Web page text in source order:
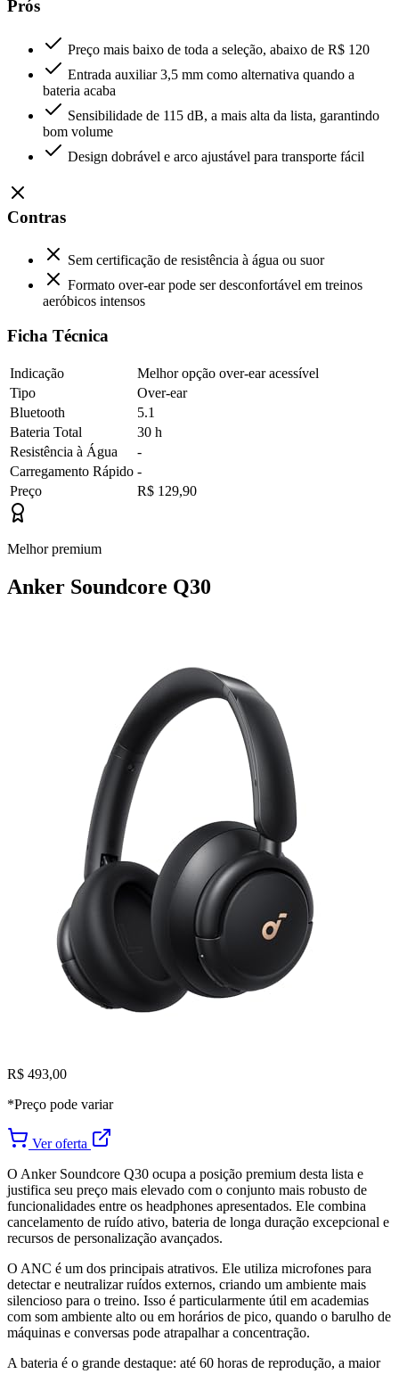
Prós
Preço mais baixo de toda a seleção, abaixo de R$ 120
Entrada auxiliar 3,5 mm como alternativa quando a
bateria acaba
Sensibilidade de 115 dB, a mais alta da lista, garantindo
bom volume
Design dobrável e arco ajustável para transporte fácil
Contras
Sem certificação de resistência à água ou suor
Formato over-ear pode ser desconfortável em treinos
aeróbicos intensos
Ficha Técnica
Indicação
Melhor opção over-ear acessível
Tipo
Over-ear
Bluetooth
5.1
Bateria Total
30 h
Resistência à Água
-
Carregamento Rápido -
Preço
R$ 129,90
Melhor premium
Anker Soundcore Q30
R$ 493,00
*Preço pode variar
Ver oferta
O Anker Soundcore Q30 ocupa a posição premium desta lista e
justifica seu preço mais elevado com o conjunto mais robusto de
funcionalidades entre os headphones apresentados. Ele combina
cancelamento de ruído ativo, bateria de longa duração excepcional e
recursos de personalização avançados.
O ANC é um dos principais atrativos. Ele utiliza microfones para
detectar e neutralizar ruídos externos, criando um ambiente mais
silencioso para o treino. Isso é particularmente útil em academias
com som ambiente alto ou em horários de pico, quando o barulho de
máquinas e conversas pode atrapalhar a concentração.
A bateria é o grande destaque: até 60 horas de reprodução, a maior